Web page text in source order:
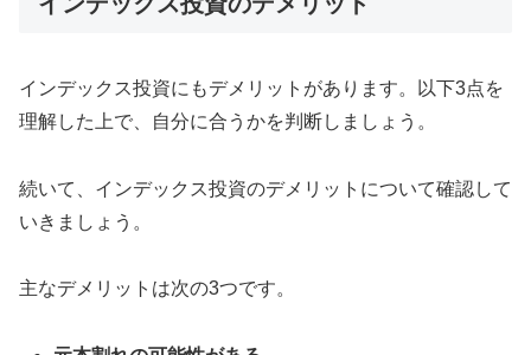
インデックス投資にもデメリットがあります。以下3点を
理解した上で、自分に合うかを判断しましょう。
続いて、インデックス投資のデメリットについて確認して
いきましょう。
主なデメリットは次の3つです。